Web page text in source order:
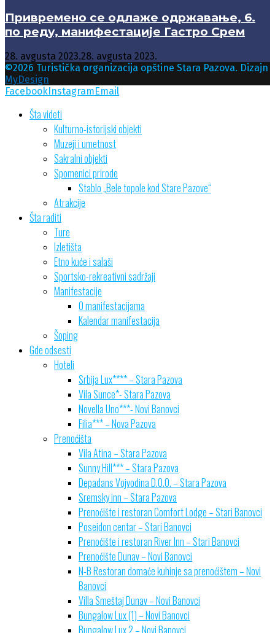
Привремено се одлаже одржавање, 6.
по реду, манифестације Гастро Срем
28. avgusta 2023.28. avgusta 2023.
©2026 Turistička organizacija opštine Stara Pazova. Dizajn
MyDesign
FacebookInstagramEmail
Šta videti
Kulturno-istorijski objekti
Muzeji i umetnost
Sakralni objekti
Spomenici prirode
Stablo „Bele topole kod Stare Pazove“
Atrakcije
Šta raditi
Ture
Izletišta
Etno kuće i salaši
Sportsko-rekreativni sadržaji
Manifestacije
O manifestacijama
Kalendar manifestacija
Šoping
Gde odsesti
Hoteli
Srbija Lux**** – Stara Pazova
Vila Sunce*- Stara Pazova
Novella Uno***- Novi Banovci
Filia*** – Nova Pazova
Prenoćišta
Vila Atina – Stara Pazova
Sunny Hill*** – Stara Pazova
Depadans Vojvodina D.O.O. – Stara Pazova
Sremsky inn – Stara Pazova
Prenoćište i restoran Comfort Lodge – Stari Banovci
Poseidon centar – Stari Banovci
Prenoćište i restoran River Inn – Stari Banovci
Prenoćište Dunav – Novi Banovci
N-B Restoran domaće kuhinje sa prenoćištem – Novi
Banovci
Villa Smeštaj Dunav – Novi Banovci
Bungalow Lux (1) – Novi Banovci
Bungalow Lux 2 – Novi Banovci